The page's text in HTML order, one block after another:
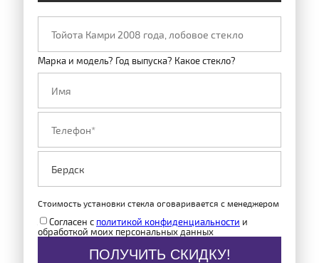
Марка и модель? Год выпуска? Какое стекло?
Стоимость установки стекла оговаривается с менеджером
Согласен с политикой конфиденциальности и
обработкой моих персональных данных
ПОЛУЧИТЬ СКИДКУ!